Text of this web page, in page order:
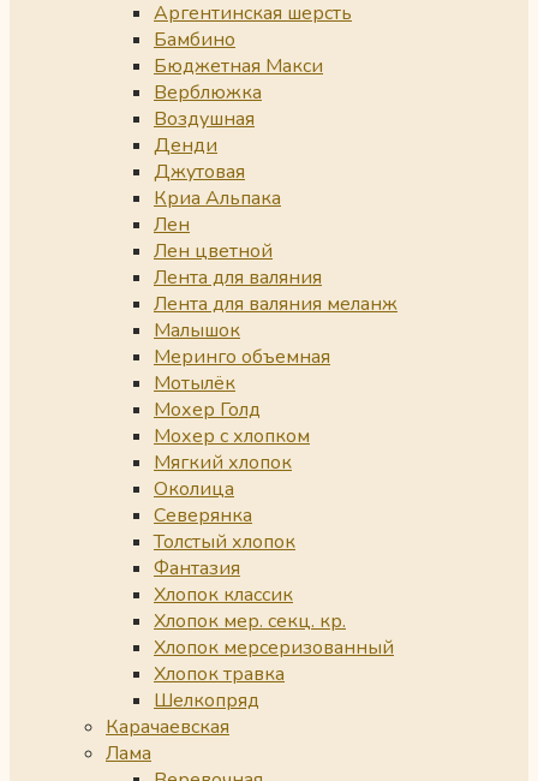
Аргентинская шерсть
Бамбино
Бюджетная Макси
Верблюжка
Воздушная
Денди
Джутовая
Криа Альпака
Лен
Лен цветной
Лента для валяния
Лента для валяния меланж
Малышок
Меринго объемная
Мотылёк
Мохер Голд
Мохер с хлопком
Мягкий хлопок
Околица
Северянка
Толстый хлопок
Фантазия
Хлопок классик
Хлопок мер. секц. кр.
Хлопок мерсеризованный
Хлопок травка
Шелкопряд
Карачаевская
Лама